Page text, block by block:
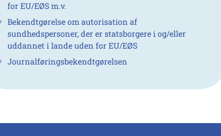
for EU/EØS m.v.
Bekendtgørelse om autorisation af
sundhedspersoner, der er statsborgere i og/eller
uddannet i lande uden for EU/EØS
Journalføringsbekendtgørelsen